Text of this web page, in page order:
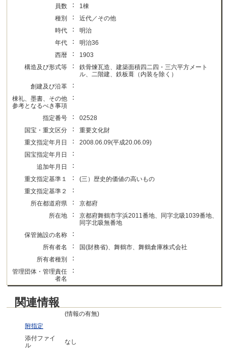
員数 ：
1棟
種別
：
近代／その他
時代
：
明治
年代
：
明治36
西暦
：
1903
構造及び形式等
：
鉄骨煉瓦造、建築面積四二四・三六平方メート
ル、二階建、鉄板葺（内装を除く）
創建及び沿革
：
棟礼、墨書、その他
参考となるべき事項
：
指定番号 ：
02528
国宝・重文区分
：
重要文化財
重文指定年月日
：
2008.06.09(平成20.06.09)
国宝指定年月日
：
追加年月日 ：
重文指定基準１ ：
(三）歴史的価値の高いもの
重文指定基準２
：
所在都道府県 ：
京都府
所在地
：
京都府舞鶴市字浜2011番地、同字北吸1039番地、
同字北吸無番地
保管施設の名称
：
所有者名 ：
国(財務省)、舞鶴市、舞鶴倉庫株式会社
所有者種別
：
管理団体・管理責任
者名
：
関連情報
(情報の有無)
附指定
添付ファイ
ル
なし